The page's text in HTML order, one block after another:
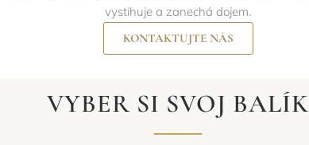
vystihuje a zanechá dojem.
KONTAKTUJTE NÁS
VYBER SI SVOJ BALÍK